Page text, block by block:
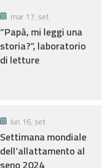
mar 17, set
“Papà, mi leggi una
storia?”, laboratorio
di letture
lun 16, set
Settimana mondiale
dell’allattamento al
seno 2024